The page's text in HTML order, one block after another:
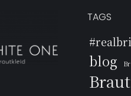
TAGS
blog